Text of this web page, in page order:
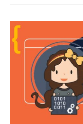
Lovelace
Inscrições